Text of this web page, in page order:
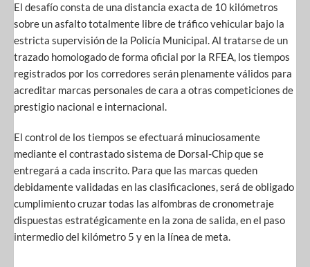
El desafío consta de una distancia exacta de 10 kilómetros
sobre un asfalto totalmente libre de tráfico vehicular bajo la
estricta supervisión de la Policía Municipal. Al tratarse de un
trazado homologado de forma oficial por la RFEA, los tiempos
registrados por los corredores serán plenamente válidos para
acreditar marcas personales de cara a otras competiciones de
prestigio nacional e internacional.
El control de los tiempos se efectuará minuciosamente
mediante el contrastado sistema de Dorsal-Chip que se
entregará a cada inscrito. Para que las marcas queden
debidamente validadas en las clasificaciones, será de obligado
cumplimiento cruzar todas las alfombras de cronometraje
dispuestas estratégicamente en la zona de salida, en el paso
intermedio del kilómetro 5 y en la línea de meta.